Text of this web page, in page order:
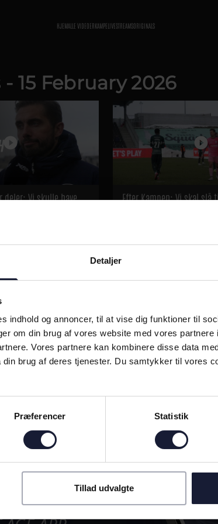
Detaljer
indhold og annoncer, til at vise dig funktioner til
om din brug af vores website med vores partnere
Vores partnere kan kombinere disse data
brug af deres tjenester. Du samtykker til vores
Præferencer Statistik
Tillad udvalgte
HJEMALLE VIDEOERKAMPELIVESTREAMSORIGINALS
15 February 2026
deler: Vi skulle have
Efter Kampen: Vi skal slå
Superliga-møde med
Arnstad inden Fredericia:
udebane betyder rigtig